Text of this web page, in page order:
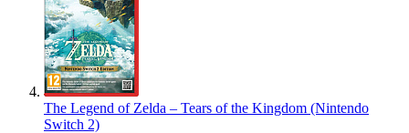
The Legend of Zelda – Tears of the Kingdom (Nintendo
Switch 2)